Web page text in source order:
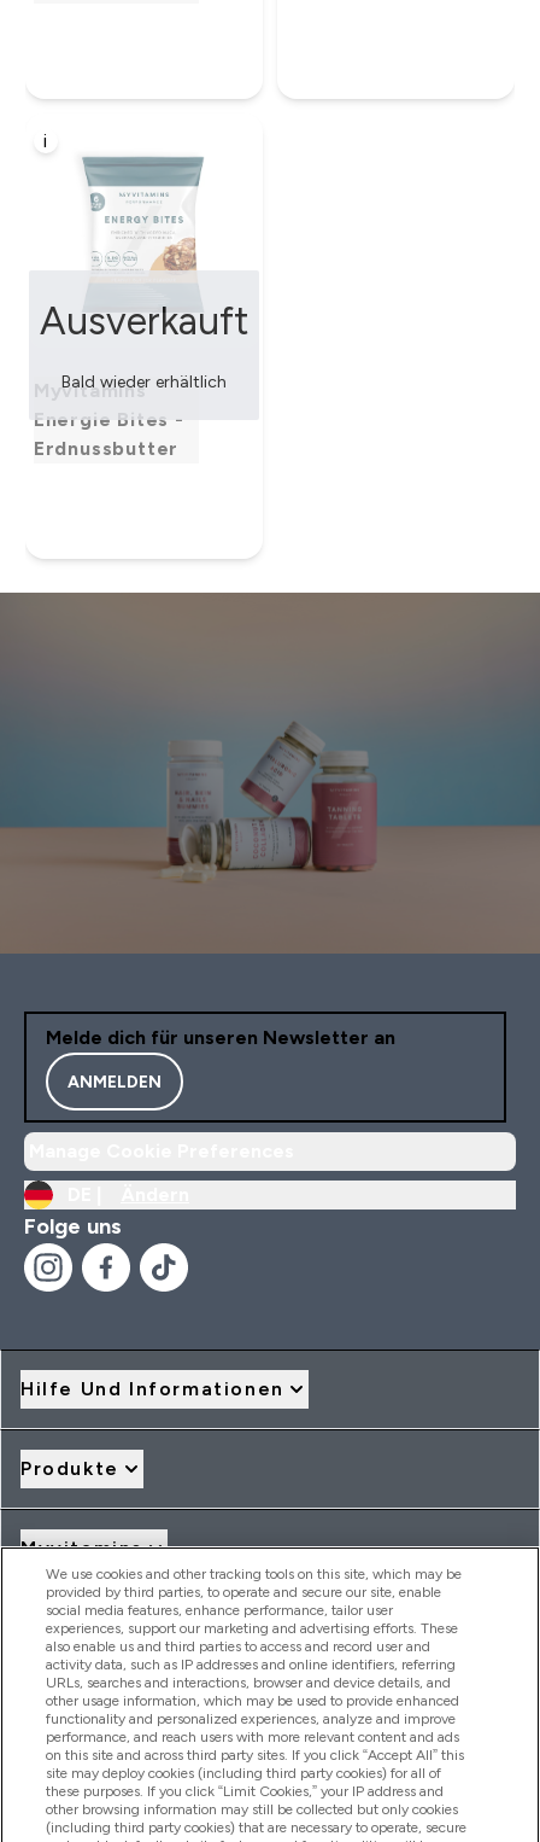
i
Myvitamins
Energie Bites -
Erdnussbutter
Ausverkauft
Bald wieder erhältlich
Melde dich für unseren Newsletter an
ANMELDEN
Folge uns
Hilfe Und Informationen
Produkte
Myvitamins
Angebote & Rabatte
2026 THG Nutrition Limited (FRN: 1022962), trading as
MyVitamins.com is an Introducer Appointed Representative of
Frasers Group Financial Services Limited (FRN: 311908) who are
authorised and regulated by the Financial Conduct Authority as
a lender. Frasers Plus is a credit product provided by Frasers
Group Financial Services Limited (FRN: 311908) and is subject
to your financial circumstances. For regulated payment
We use cookies and other tracking tools on this site, which may be
provided by third parties, to operate and secure our site, enable
social media features, enhance performance, tailor user
experiences, support our marketing and advertising efforts. These
also enable us and third parties to access and record user and
activity data, such as IP addresses and online identifiers, referring
URLs, searches and interactions, browser and device details, and
other usage information, which may be used to provide enhanced
functionality and personalized experiences, analyze and improve
performance, and reach users with more relevant content and ads
on this site and across third party sites. If you click “Accept All” this
site may deploy cookies (including third party cookies) for all of
these purposes. If you click “Limit Cookies,” your IP address and
other browsing information may still be collected but only cookies
(including third party cookies) that are necessary to operate, secure